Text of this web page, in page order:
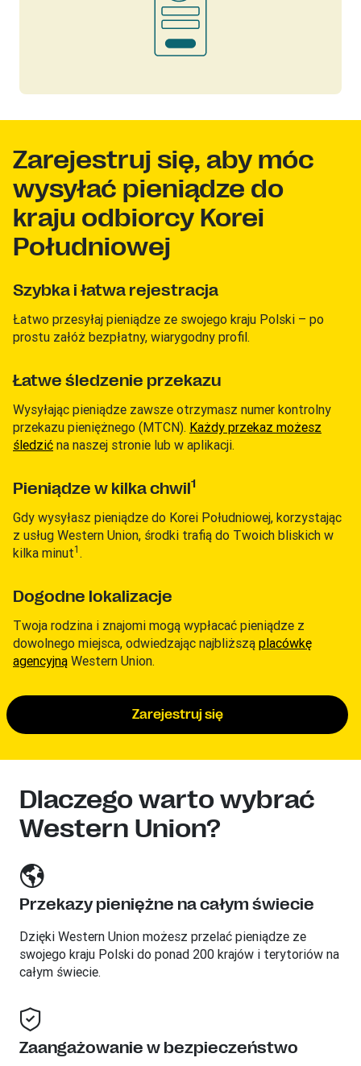
Zarejestruj się, aby móc
wysyłać pieniądze do
kraju odbiorcy Korei
Południowej
Szybka i łatwa rejestracja
Łatwo przesyłaj pieniądze ze swojego kraju Polski – po
prostu załóż bezpłatny, wiarygodny profil.
Łatwe śledzenie przekazu
Wysyłając pieniądze zawsze otrzymasz numer kontrolny
przekazu pieniężnego (MTCN). Każdy przekaz możesz
śledzić na naszej stronie lub w aplikacji.
Pieniądze w kilka chwil1
Gdy wysyłasz pieniądze do Korei Południowej, korzystając
z usług Western Union, środki trafią do Twoich bliskich w
kilka minut1 .
Dogodne lokalizacje
Twoja rodzina i znajomi mogą wypłacać pieniądze z
dowolnego miejsca, odwiedzając najbliższą placówkę
agencyjną Western Union.
Zarejestruj się
Dlaczego warto wybrać
Western Union?
Przekazy pieniężne na całym świecie
Dzięki Western Union możesz przelać pieniądze ze
swojego kraju Polski do ponad 200 krajów i terytoriów na
całym świecie.
Zaangażowanie w bezpieczeństwo